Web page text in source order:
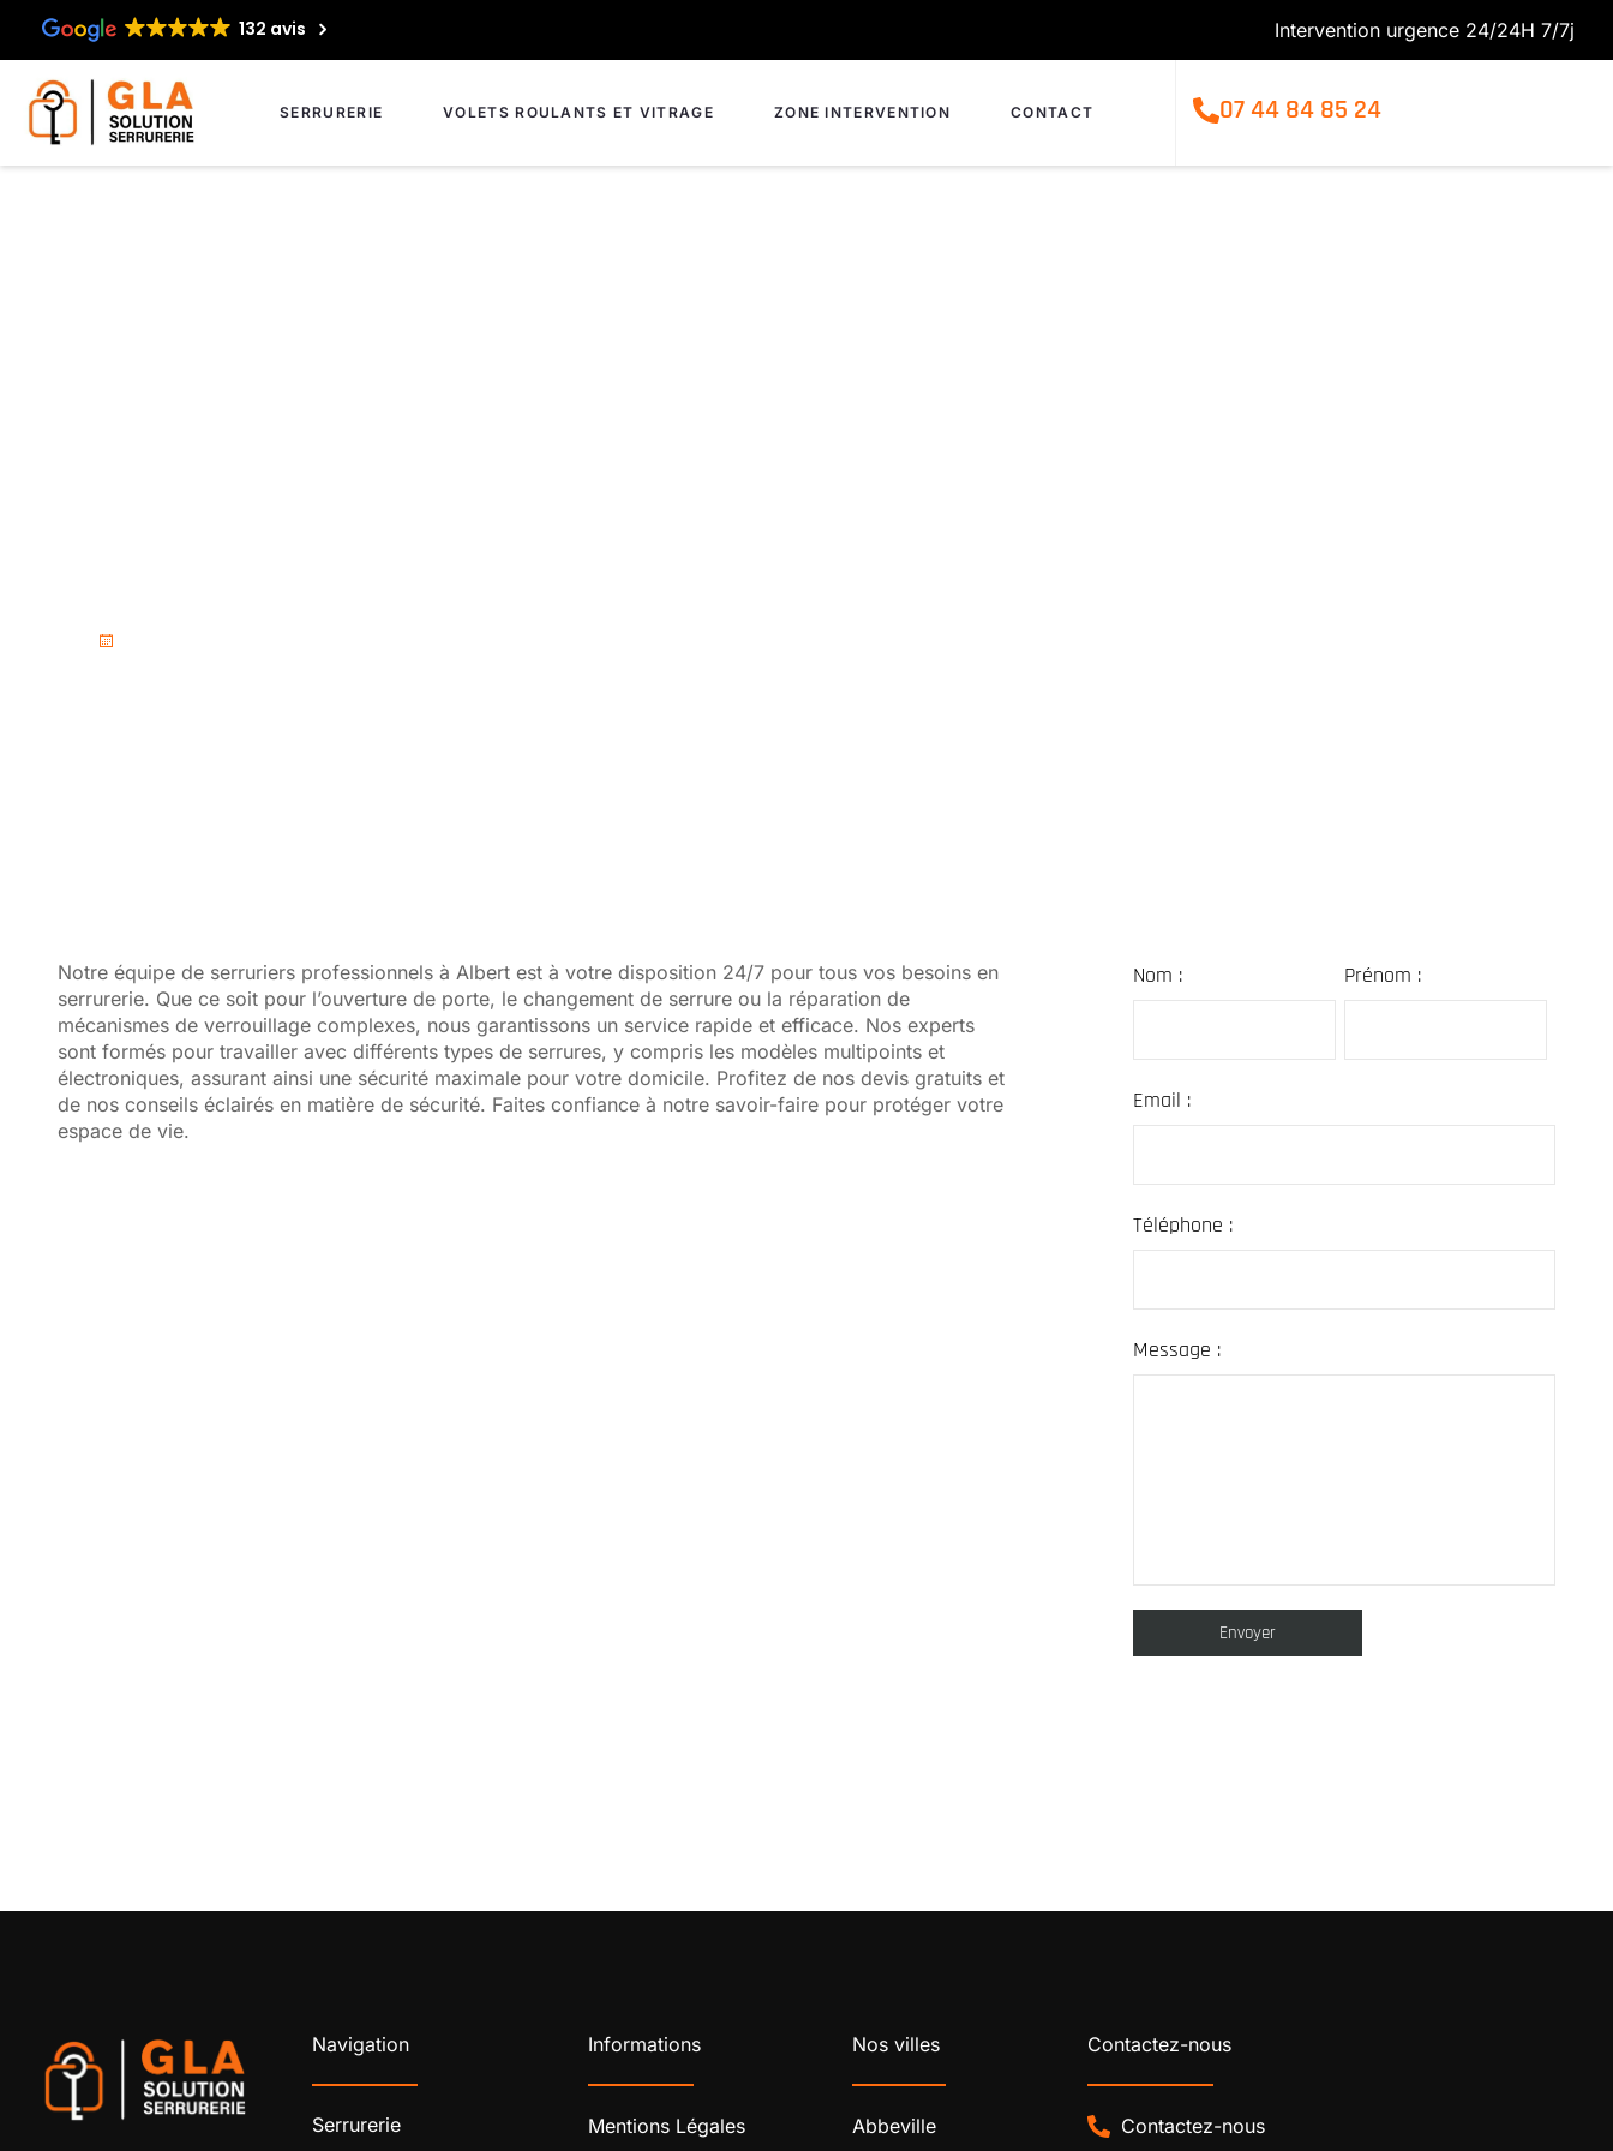
132 avis Intervention urgence 24/24H 7/7j
SERRURERIE VOLETS ROULANTS ET VITRAGE ZONE INTERVENTION CONTACT 07 44 84 85 24
Notre équipe de serruriers professionnels à Albert est à votre disposition 24/7 pour tous vos besoins en
serrurerie. Que ce soit pour l’ouverture de porte, le changement de serrure ou la réparation de
mécanismes de verrouillage complexes, nous garantissons un service rapide et efficace. Nos experts
sont formés pour travailler avec différents types de serrures, y compris les modèles multipoints et
électroniques, assurant ainsi une sécurité maximale pour votre domicile. Profitez de nos devis gratuits et
de nos conseils éclairés en matière de sécurité. Faites confiance à notre savoir-faire pour protéger votre
espace de vie.
Nom : Prénom :
Email :
Téléphone :
Message :
Navigation
Serrurerie
Informations
Mentions Légales
Nos villes
Abbeville
Contactez-nous
Contactez-nous